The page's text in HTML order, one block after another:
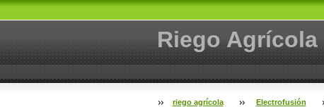
Riego Agrícola
riego agrícola Electrofusión